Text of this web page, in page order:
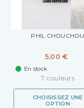
PHIL CHOUCHOU
5,00 €
En stock
7 couleurs
CHOISISSEZ UNE
OPTION